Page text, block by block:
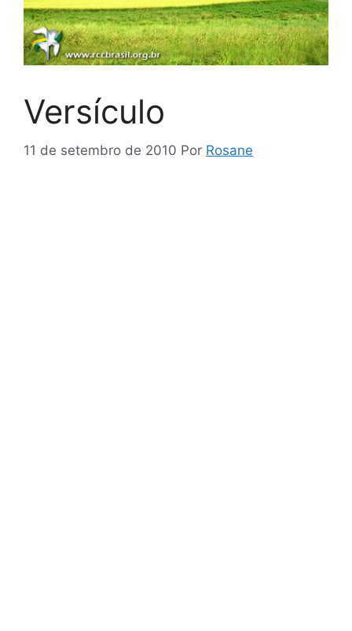
Versículo
11 de setembro de 2010 Por Rosane